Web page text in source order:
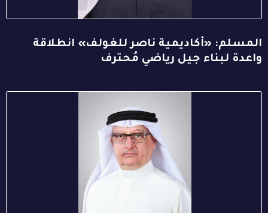
المسلم: «أكاديمية ناصر للغولف» انطلاقة
واعدة لبناء جيل رياضي مُحترف